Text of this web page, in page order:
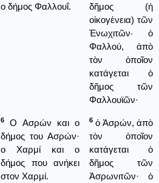
ο δήμος Φαλλουΐ.
δῆμος (ἡ
οἰκογένεια) τῶν
Ἐνωχιτῶν· ὁ
Φαλλού, ἀπὸ
τὸν ὁποῖον
κατάγεται ὁ
δῆμος τῶν
Φαλλουϊῶν·
6
Ο Ασρών και ο
δήμος του Ασρών·
ο Χαρμί και ο
δήμος που ανήκει
στον Χαρμί.
6 ὁ Ἀσρών, ἀπὸ
τὸν ὁποῖον
κατάγεται ὁ
δῆμος τῶν
Ἀσρωνιτῶν· ὁ